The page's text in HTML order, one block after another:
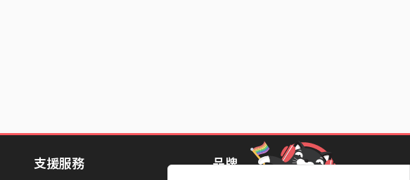
支援服務 品牌